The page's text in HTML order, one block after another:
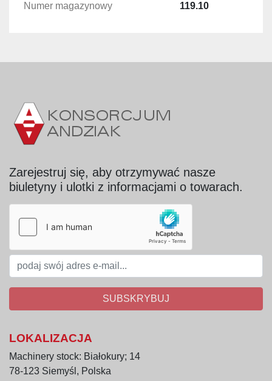
Numer magazynowy 119.10
Zarejestruj się, aby otrzymywać nasze
biuletyny i ulotki z informacjami o towarach.
SUBSKRYBUJ
LOKALIZACJA
Machinery stock: Białokury; 14
78-123 Siemyśl, Polska